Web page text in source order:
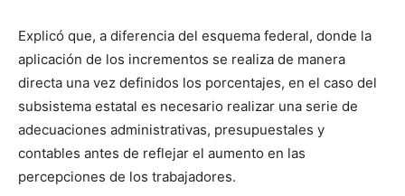
Explicó que, a diferencia del esquema federal, donde la
aplicación de los incrementos se realiza de manera
directa una vez definidos los porcentajes, en el caso del
subsistema estatal es necesario realizar una serie de
adecuaciones administrativas, presupuestales y
contables antes de reflejar el aumento en las
percepciones de los trabajadores.